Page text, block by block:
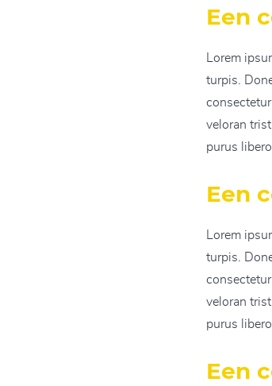
Een
Lorem
turpis.
veloran
purus
Een
Lorem
turpis.
veloran
purus
Een